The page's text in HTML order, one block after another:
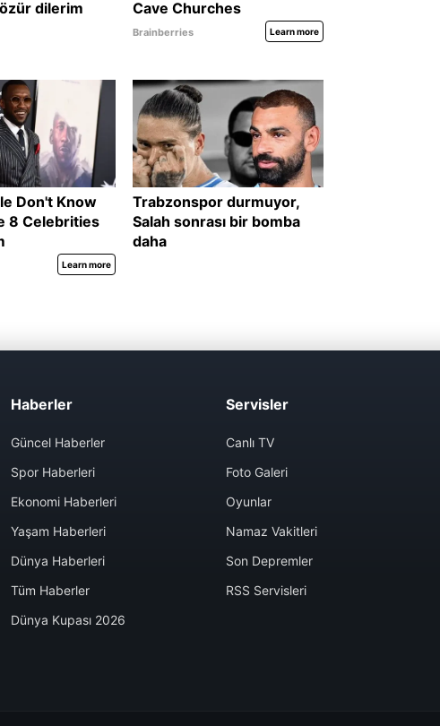
Haberler
Güncel Haberler
Spor Haberleri
Ekonomi Haberleri
Yaşam Haberleri
Dünya Haberleri
Tüm Haberler
Dünya Kupası 2026
Servisler
Canlı TV
Foto Galeri
Oyunlar
Namaz Vakitleri
Son Depremler
RSS Servisleri